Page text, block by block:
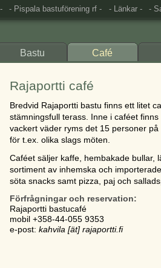
- Pispala bastuförening rf - - Länkar - -
Bastu
Café
Rajaportti café
Bredvid Rajaportti bastu finns ett litet
stämningsfull terass. Inne i caféet
vackert väder ryms det 15 personer
för t.ex. olika slags möten.
Caféet säljer kaffe, hembakade bullar,
sortiment av inhemska och
söta snacks samt pizza, paj och
Förfrågningar och reservation:
Rajaportti bastucafé
mobil +358-44-055 9353
e-post: kahvila [ät] rajaportti.fi